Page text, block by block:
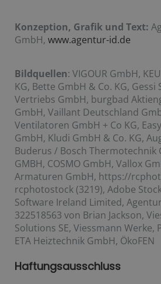
Konzeption, Grafik und Text:
GmbH, www.agentur-id.de
Bildquellen: VIGOUR GmbH,
KG, Bette GmbH & Co. KG, Gessi
Vertriebs GmbH, burgbad
GmbH, Vaillant Deutschland
Ventilatoren GmbH + Co KG,
GmbH, Kludi GmbH & Co. KG,
Buderus / Bosch Thermotechnik
GMBH, COSMO GmbH, Vallox
Armaturen GmbH, https://
rcphotostock (3219), Adobe
Software Ireland Limited,
322518563 von Brian Jackson,
Solutions SE, Viessmann Werke,
ETA Heiztechnik GmbH, ÖkoFEN
Haftungsausschluss